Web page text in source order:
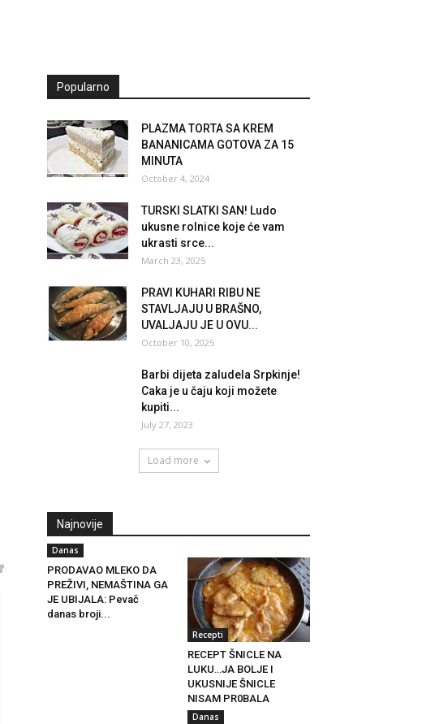
Popularno
PLAZMA TORTA SA KREM
BANANICAMA GOTOVA ZA 15
MINUTA
October 4, 2024
TURSKI SLATKI SAN! Ludo
ukusne rolnice koje će vam
ukrasti srce...
March 23, 2025
PRAVI KUHARI RIBU NE
STAVLJAJU U BRAŠNO,
UVALJAJU JE U OVU...
October 10, 2025
Barbi dijeta zaludela Srpkinje!
Caka je u čaju koji možete
kupiti...
July 27, 2023
Load more
Najnovije
Danas
PRODAVAO MLEKO DA
PREŽIVI, NEMAŠTINA GA
JE UBIJALA: Pevač
danas broji...
Recepti
RECEPT ŠNICLE NA
LUKU…JA BOLJE I
UKUSNIJE ŠNICLE
NISAM PR0BALA
Danas